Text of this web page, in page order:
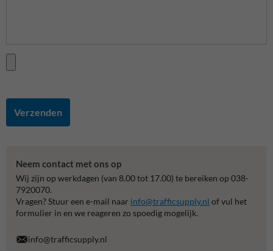
Verzenden
Neem contact met ons op
Wij zijn op werkdagen (van 8.00 tot 17.00) te bereiken op 038-
7920070.
Vragen? Stuur een e-mail naar info@trafficsupply.nl of vul het
formulier in en we reageren zo spoedig mogelijk.
info@trafficsupply.nl